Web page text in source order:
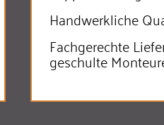
Handwerkliche
Fachgerechte
geschulte